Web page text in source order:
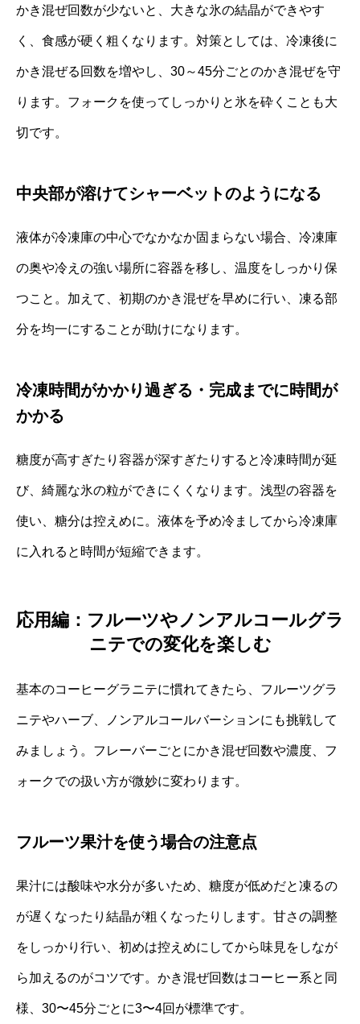
かき混ぜ回数が少ないと、大きな氷の結晶ができやす
く、食感が硬く粗くなります。対策としては、冷凍後に
かき混ぜる回数を増やし、30～45分ごとのかき混ぜを守
ります。フォークを使ってしっかりと氷を砕くことも大
切です。
中央部が溶けてシャーベットのようになる
液体が冷凍庫の中心でなかなか固まらない場合、冷凍庫
の奥や冷えの強い場所に容器を移し、温度をしっかり保
つこと。加えて、初期のかき混ぜを早めに行い、凍る部
分を均一にすることが助けになります。
冷凍時間がかかり過ぎる・完成までに時間が
かかる
糖度が高すぎたり容器が深すぎたりすると冷凍時間が延
び、綺麗な氷の粒ができにくくなります。浅型の容器を
使い、糖分は控えめに。液体を予め冷ましてから冷凍庫
に入れると時間が短縮できます。
応用編：フルーツやノンアルコールグラ
ニテでの変化を楽しむ
基本のコーヒーグラニテに慣れてきたら、フルーツグラ
ニテやハーブ、ノンアルコールバーションにも挑戦して
みましょう。フレーバーごとにかき混ぜ回数や濃度、フ
ォークでの扱い方が微妙に変わります。
フルーツ果汁を使う場合の注意点
果汁には酸味や水分が多いため、糖度が低めだと凍るの
が遅くなったり結晶が粗くなったりします。甘さの調整
をしっかり行い、初めは控えめにしてから味見をしなが
ら加えるのがコツです。かき混ぜ回数はコーヒー系と同
様、30〜45分ごとに3〜4回が標準です。